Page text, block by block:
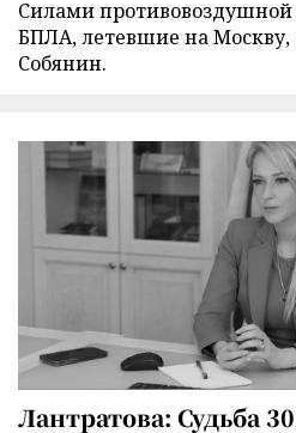
Силами
БПЛА, летевшие на Москву,
Собянин.
Лантратова: Судьба